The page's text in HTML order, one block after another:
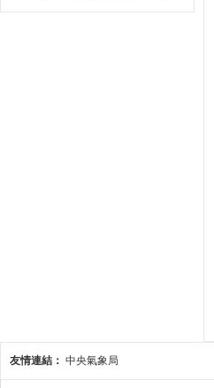
友情連結： 中央氣象局